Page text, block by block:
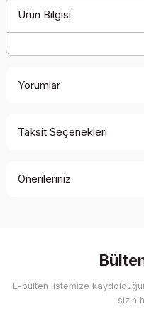
Ürün Bilgisi
Yorumlar
Taksit Seçenekleri
Önerileriniz
Görüş ve önerileriniz için
Ürün resmi kalitesiz,
E-bülten listemize
sizin